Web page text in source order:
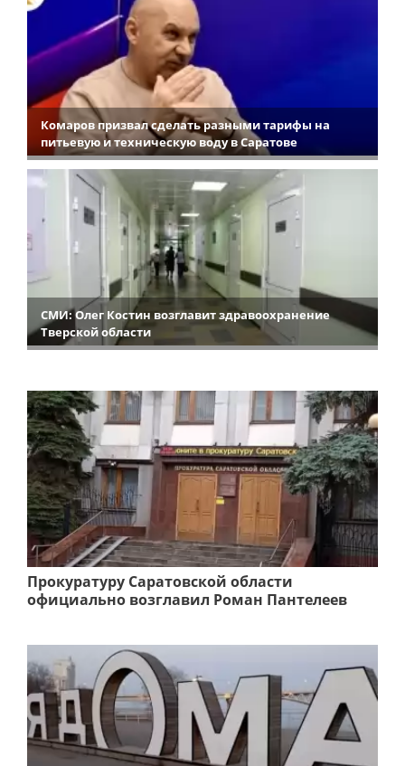
Комаров призвал сделать разными тарифы на
питьевую и техническую воду в Саратове
СМИ: Олег Костин возглавит здравоохранение
Тверской области
Прокуратуру Саратовской области
официально возглавил Роман Пантелеев